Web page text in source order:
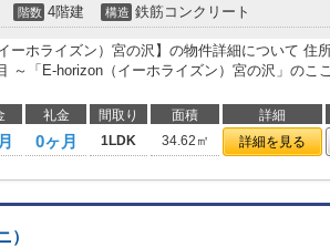
階数 4階建 構造 鉄筋コンクリート
ーホライズン）宮の沢】の物件詳細について 住
～「E-horizon（イーホライズン）宮の沢」のこ
礼金 間取り 面積 詳細
0ヶ月 1LDK 34.62㎡ 詳細を見る
）